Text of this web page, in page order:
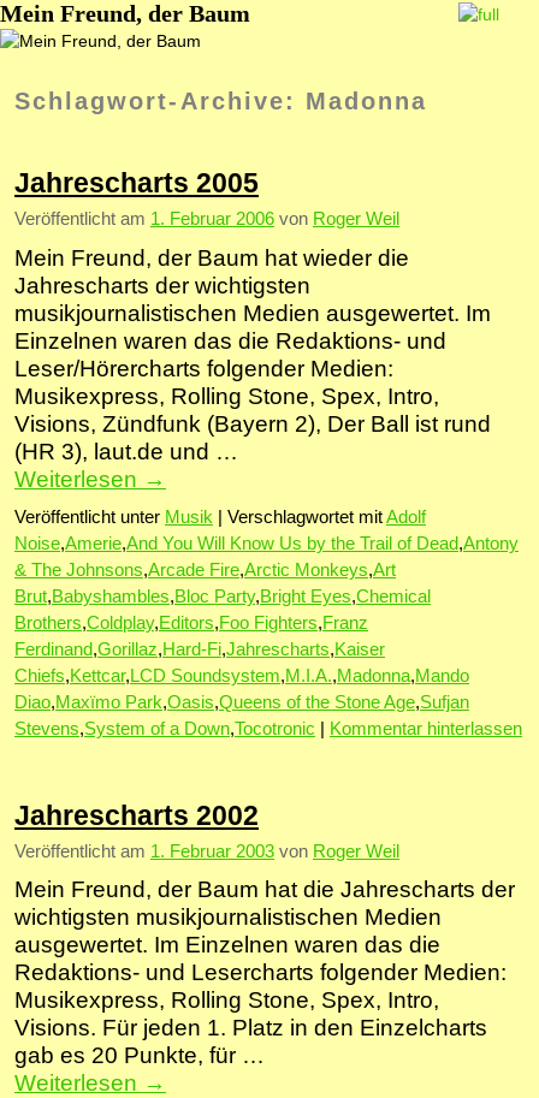
Mein Freund, der Baum
Schlagwort-Archive: Madonna
Jahrescharts 2005
Veröffentlicht am 1. Februar 2006 von Roger Weil
Mein Freund, der Baum hat wieder die
Jahrescharts der wichtigsten
musikjournalistischen Medien ausgewertet. Im
Einzelnen waren das die Redaktions- und
Leser/Hörercharts folgender Medien:
Musikexpress, Rolling Stone, Spex, Intro,
Visions, Zündfunk (Bayern 2), Der Ball ist rund
(HR 3), laut.de und …
Weiterlesen →
Veröffentlicht unter Musik Verschlagwortet mitAdolf
Noise,Amerie,And You Will Know Us by the Trail of Dead,Antony
& The Johnsons,Arcade Fire,Arctic Monkeys,Art
Brut,Babyshambles,Bloc Party,Bright Eyes,Chemical
Brothers,Coldplay,Editors,Foo Fighters,Franz
Ferdinand,Gorillaz,Hard-Fi,Jahrescharts,Kaiser
Chiefs,Kettcar, LCD Soundsystem,M.I.A.,Madonna,Mando
Diao,Maxïmo Park,Oasis,Queens of the Stone Age,Sufjan
Stevens,System of a Down,Tocotronic Kommentar hinterlassen
Jahrescharts 2002
Veröffentlicht am 1. Februar 2003 von Roger Weil
Mein Freund, der Baum hat die Jahrescharts der
wichtigsten musikjournalistischen Medien
ausgewertet. Im Einzelnen waren das die
Redaktions- und Lesercharts folgender Medien:
Musikexpress, Rolling Stone, Spex, Intro,
Visions. Für jeden 1. Platz in den Einzelcharts
gab es 20 Punkte, für …
Weiterlesen →